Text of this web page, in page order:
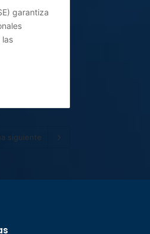
garantiza
las
siguiente